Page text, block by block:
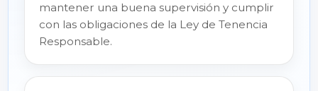
mantener una buena supervisión y cumplir
con las obligaciones de la Ley de Tenencia
Responsable.